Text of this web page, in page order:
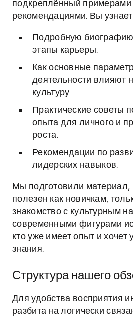
подкреплённый примерами
рекомендациями. Вы
Подробную
этапы карьеры.
Как основные
деятельности влияют
культуру.
Практические советы
опыта для личного и
роста.
Рекомендации по
лидерских навыков.
Мы подготовили материал,
полезен как новичкам,
знакомство с культурным
современными фигурами
кто уже имеет опыт и хочет
знания.
Структура нашего
Для удобства восприятия
разбита на логически